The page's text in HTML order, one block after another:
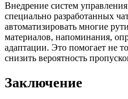
Внедрение систем
специально разработанных
автоматизировать многие
материалов, напоминания,
адаптации. Это помогает не
снизить вероятность
Заключение